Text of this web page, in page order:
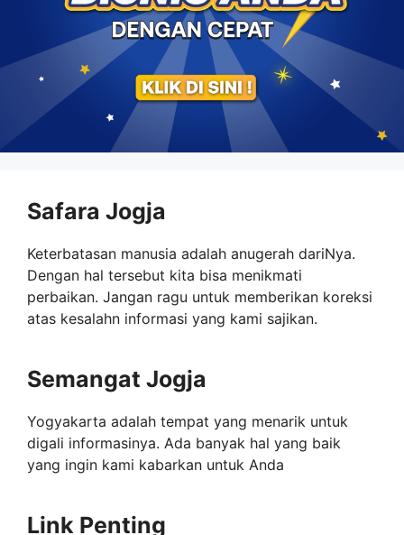
Safara Jogja
Keterbatasan manusia adalah anugerah dariNya.
Dengan hal tersebut kita bisa menikmati
perbaikan. Jangan ragu untuk memberikan koreksi
atas kesalahn informasi yang kami sajikan.
Semangat Jogja
Yogyakarta adalah tempat yang menarik untuk
digali informasinya. Ada banyak hal yang baik
yang ingin kami kabarkan untuk Anda
Link Penting